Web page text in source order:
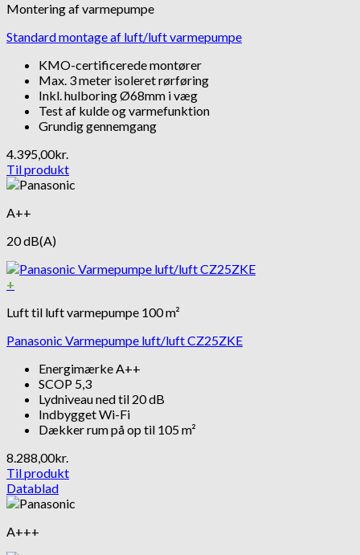
Montering af varmepumpe
Standard montage af luft/luft varmepumpe
KMO-certificerede montører
Max. 3 meter isoleret rørføring
Inkl. hulboring Ø68mm i væg
Test af kulde og varmefunktion
Grundig gennemgang
4.395,00kr.
Til produkt
A++
20 dB(A)
+
Luft til luft varmepumpe 100 m²
Panasonic Varmepumpe luft/luft CZ25ZKE
Energimærke A++
SCOP 5,3
Lydniveau ned til 20 dB
Indbygget Wi-Fi
Dækker rum på op til 105 m²
8.288,00kr.
Til produkt
Datablad
A+++